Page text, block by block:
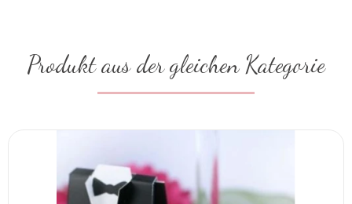
Produkt aus der gleichen Kategorie